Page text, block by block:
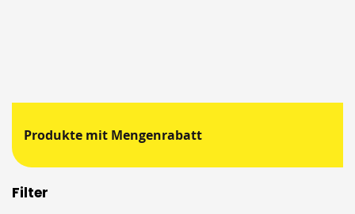
Produkte mit Mengenrabatt
Filter